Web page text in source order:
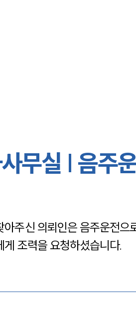
무실 | 음주
주신 의뢰인은 음주운전
조력을 요청하셨습니다.